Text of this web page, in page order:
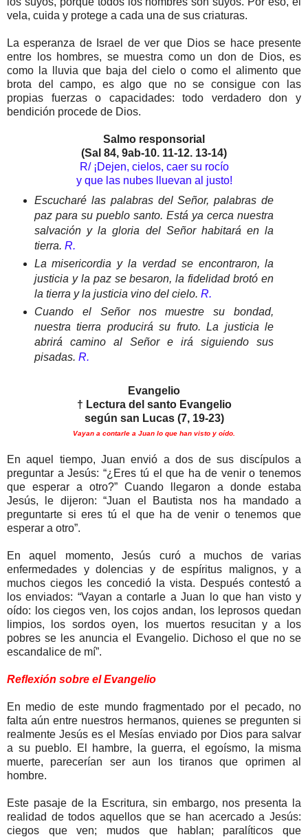
vela, cuida y protege a cada una de sus criaturas.
La esperanza de Israel de ver que Dios se hace presente
entre los hombres, se muestra como un don de Dios, es
como la lluvia que baja del cielo o como el alimento que
brota del campo, es algo que no se consigue con las
propias fuerzas o capacidades: todo verdadero don y
bendición procede de Dios.
Salmo responsorial
(Sal 84, 9ab-10. 11-12. 13-14)
R/ ¡Dejen, cielos, caer su rocío
y que las nubes lluevan al justo!
Escucharé las palabras del Señor, palabras de
paz para su pueblo santo. Está ya cerca nuestra
salvación y la gloria del Señor habitará en la
tierra. R.
La misericordia y la verdad se encontraron, la
justicia y la paz se besaron, la fidelidad brotó en
la tierra y la justicia vino del cielo. R.
Cuando el Señor nos muestre su bondad,
nuestra tierra producirá su fruto. La justicia le
abrirá camino al Señor e irá siguiendo sus
pisadas. R.
Evangelio
† Lectura del santo Evangelio
según san Lucas (7, 19-23)
Vayan a contarle a Juan lo que han visto y oído.
En aquel tiempo, Juan envió a dos de sus discípulos a
preguntar a Jesús: “¿Eres tú el que ha de venir o tenemos
que esperar a otro?” Cuando llegaron a donde estaba
Jesús, le dijeron: “Juan el Bautista nos ha mandado a
preguntarte si eres tú el que ha de venir o tenemos que
esperar a otro”.
En aquel momento, Jesús curó a muchos de varias
enfermedades y dolencias y de espíritus malignos, y a
muchos ciegos les concedió la vista. Después contestó a
los enviados: “Vayan a contarle a Juan lo que han visto y
oído: los ciegos ven, los cojos andan, los leprosos quedan
limpios, los sordos oyen, los muertos resucitan y a los
pobres se les anuncia el Evangelio. Dichoso el que no se
escandalice de mí”.
Reflexión sobre el Evangelio
En medio de este mundo fragmentado por el pecado, no
falta aún entre nuestros hermanos, quienes se pregunten si
realmente Jesús es el Mesías enviado por Dios para salvar
a su pueblo. El hambre, la guerra, el egoísmo, la misma
muerte, parecerían ser aun los tiranos que oprimen al
hombre.
Este pasaje de la Escritura, sin embargo, nos presenta la
realidad de todos aquellos que se han acercado a Jesús:
ciegos que ven; mudos que hablan; paralíticos que